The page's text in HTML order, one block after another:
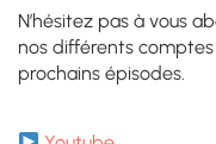
N’hésitez pas à vous
nos différents
prochains épisodes.